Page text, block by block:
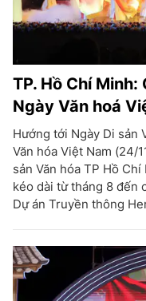
TP. Hồ Chí
Ngày Văn hoá
Hướng tới Ngày Di sản
Văn hóa Việt Nam (24/
sản Văn hóa TP Hồ
kéo dài từ tháng 8 đến
Dự án Truyền thông